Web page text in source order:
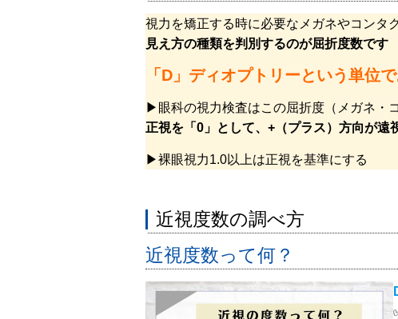
視力を矯正する時に必要なメガネやコンタ
見え方の種類を判別するのが屈折度数です
「D」ディオプトリーという単位
▶眼科の視力検査はこの屈折度（メガネ・
正視を「0」として、+（プラス）方向が遠
▶裸眼視力1.0以上は正視を基準にする
近視度数の調べ方
近視度数って何？